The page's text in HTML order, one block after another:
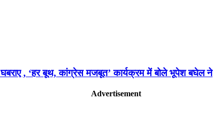
, ‘हर बूथ, कांग्रेस मजबूत’ कार्यक्रम में बोले भूपेश बघेल ने
Advertisement